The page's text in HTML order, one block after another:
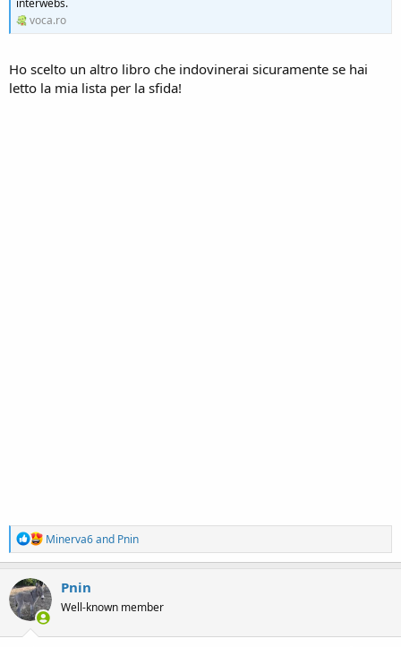
interwebs.
voca.ro
Ho scelto un altro libro che indovinerai sicuramente se hai
letto la mia lista per la sfida!
R
e
a
c
t
i
o
n
Minerva6and Pnin
Pnin
Well-known member